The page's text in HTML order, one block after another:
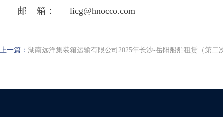
邮 箱： licg@hnocco.com
上一篇： 湖南远洋集装箱运输有限公司2025年长沙-岳阳船舶租赁（第二